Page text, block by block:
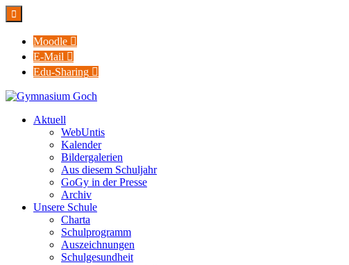

Moodle 
E-Mail 
Edu-Sharing 
Aktuell
WebUntis
Kalender
Bildergalerien
Aus diesem Schuljahr
GoGy in der Presse
Archiv
Unsere Schule
Charta
Schulprogramm
Auszeichnungen
Schulgesundheit